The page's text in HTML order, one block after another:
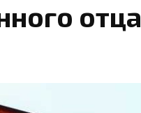
отца